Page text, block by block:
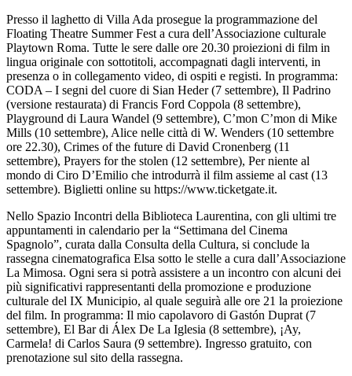
Presso il laghetto di Villa Ada prosegue la programmazione del
Floating Theatre Summer Fest a cura dell’Associazione culturale
Playtown Roma. Tutte le sere dalle ore 20.30 proiezioni di film in
lingua originale con sottotitoli, accompagnati dagli interventi, in
presenza o in collegamento video, di ospiti e registi. In programma:
CODA – I segni del cuore di Sian Heder (7 settembre), Il Padrino
(versione restaurata) di Francis Ford Coppola (8 settembre),
Playground di Laura Wandel (9 settembre), C’mon C’mon di Mike
Mills (10 settembre), Alice nelle città di W. Wenders (10 settembre
ore 22.30), Crimes of the future di David Cronenberg (11
settembre), Prayers for the stolen (12 settembre), Per niente al
mondo di Ciro D’Emilio che introdurrà il film assieme al cast (13
settembre). Biglietti online su https://www.ticketgate.it.
Nello Spazio Incontri della Biblioteca Laurentina, con gli ultimi tre
appuntamenti in calendario per la “Settimana del Cinema
Spagnolo”, curata dalla Consulta della Cultura, si conclude la
rassegna cinematografica Elsa sotto le stelle a cura dall’Associazione
La Mimosa. Ogni sera si potrà assistere a un incontro con alcuni dei
più significativi rappresentanti della promozione e produzione
culturale del IX Municipio, al quale seguirà alle ore 21 la proiezione
del film. In programma: Il mio capolavoro di Gastón Duprat (7
settembre), El Bar di Álex De La Iglesia (8 settembre), ¡Ay,
Carmela! di Carlos Saura (9 settembre). Ingresso gratuito, con
prenotazione sul sito della rassegna.